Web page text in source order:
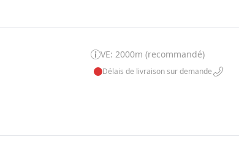
VE: 2000m (recommandé)
Délais de livraison sur demande